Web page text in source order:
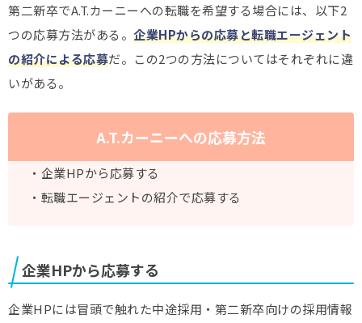
第二新卒でA.T.カーニーへの転職を希望する場合には、以下2
つの応募方法がある。 企業HPからの応募と転職エージェント
の紹介による応募だ。この2つの方法についてはそれぞれに違
いがある。
A.T.カーニーへの応募方法
・企業HPから応募する
・転職エージェントの紹介で応募する
企業HPから応募する
企業HPには冒頭で触れた中途採用・第二新卒向けの採用情報